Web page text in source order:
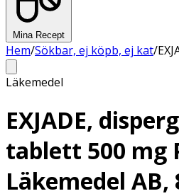
Mina Recept
Hem/Sökbar, ej köpb, ej kat/
Läkemedel
EXJADE,
tablett 500 mg
Läkemedel AB,